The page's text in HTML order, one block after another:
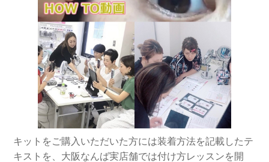
キットをご購入いただいた方には装着方法を記載したテ
キストを、大阪なんば実店舗では付け方レッスンを開